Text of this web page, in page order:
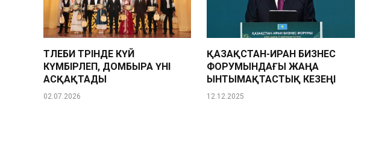
ТӨЛЕБИ ТӨРІНДЕ КҮЙ
КҮМБІРЛЕП, ДОМБЫРА ҮНІ
АСҚАҚТАДЫ
02.07.2026
ҚАЗАҚСТАН-ИРАН БИЗНЕС
ФОРУМЫНДАҒЫ ЖАҢА
ЫНТЫМАҚТАСТЫҚ КЕЗЕҢІ
12.12.2025